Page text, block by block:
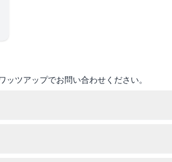
ツアップでお問い合わせください。